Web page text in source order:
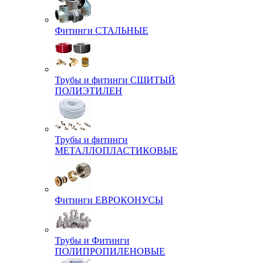
Фитинги СТАЛЬНЫЕ
Трубы и фитинги СШИТЫЙ
ПОЛИЭТИЛЕН
Трубы и фитинги
МЕТАЛЛОПЛАСТИКОВЫЕ
Фитинги ЕВРОКОНУСЫ
Трубы и Фитинги
ПОЛИПРОПИЛЕНОВЫЕ